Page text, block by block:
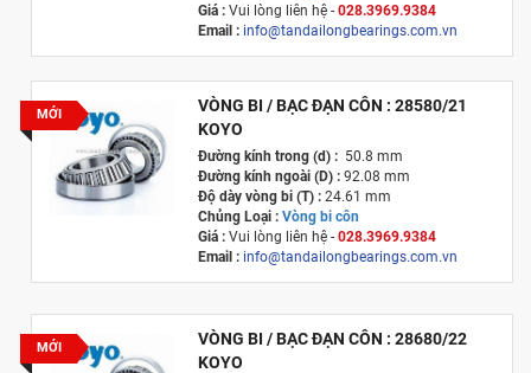
Giá :Vui lòng liên hệ - 028.3969.9384
Email : info@tandailongbearings.com.vn
MỚI
VÒNG BI / BẠC ĐẠN CÔN : 28580/21
KOYO
Đường kính trong (d) :50.8 mm
Đường kính ngoài (D) :92.08 mm
Độ dày vòng bi (T) :24.61 mm
Chủng Loại : Vòng bi côn
Giá :Vui lòng liên hệ - 028.3969.9384
Email : info@tandailongbearings.com.vn
MỚI
VÒNG BI / BẠC ĐẠN CÔN : 28680/22
KOYO